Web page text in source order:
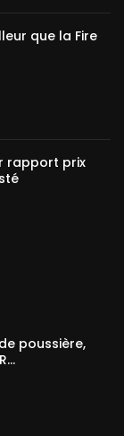
que la Fire
rapport prix
poussière,